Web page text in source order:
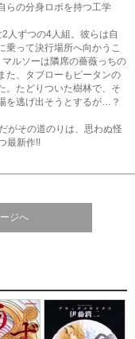
らの分身ロボを持つ工学
人ずつの4人組。彼らは自
乗って決行場所へ向かうこ
ルソーは隣席の薔薇っちの
た、タブローもピータンの
。たどりついた樹林で、そ
を逃げ出そうとするが…？
がその道のりは、思わぬ怪
最新作!!
ジへ